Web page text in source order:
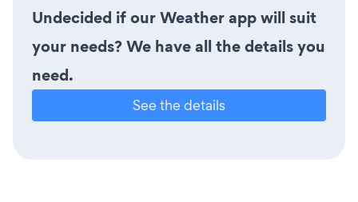
Undecided if our Weather app will suit
your needs? We have all the details you
need.
See the details